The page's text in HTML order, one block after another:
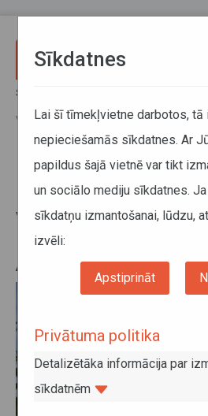
Sākums
Vissvētākās Jaunavas Marijas Debesīs
No 13. līdz 15.
papildu autobusu
Vissvētākās
Debesīs
Aglonā
Sīkdatnes
Lai šī tīmekļvietne darbotos,
nepieciešamās sīkdatnes. Ar
papildus šajā vietnē var tikt
un sociālo mediju sīkdatnes.
sīkdatņu izmantošanai, lūdzu,
izvēli:
Apstiprināt
Privātuma politika
Detalizētāka informācija par
sīkdatnēm